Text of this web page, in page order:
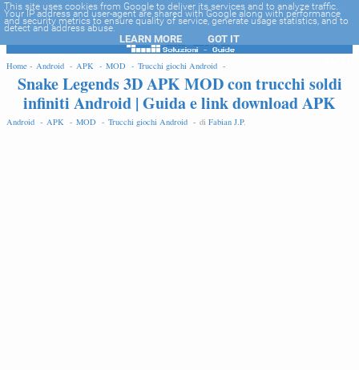
-->
Home - Android - APK - MOD - Trucchi giochi Android -
Snake Legends 3D APK MOD con trucchi soldi
infiniti Android | Guida e link download APK
Android - APK - MOD - Trucchi giochi Android - di Fabian J.P.
EDIT
This site uses cookies from Google to deliver its services and to analyze traffic.
Your IP address and user-agent are shared with Google along with performance
and security metrics to ensure quality of service, generate usage statistics, and to
detect and address abuse.
LEARN MORE GOT IT